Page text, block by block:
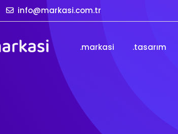
info@markasi.com.tr
.markasi .tasarım